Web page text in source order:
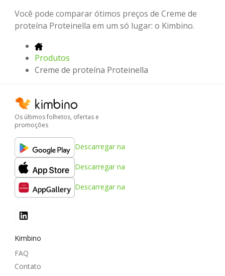
Você pode comparar ótimos preços de Creme de
proteína Proteinella em um só lugar: o Kimbino.
Produtos
Creme de proteína Proteinella
Os últimos folhetos, ofertas e
promoções
Descarregar na
Descarregar na
Descarregar na
Kimbino
FAQ
Contato